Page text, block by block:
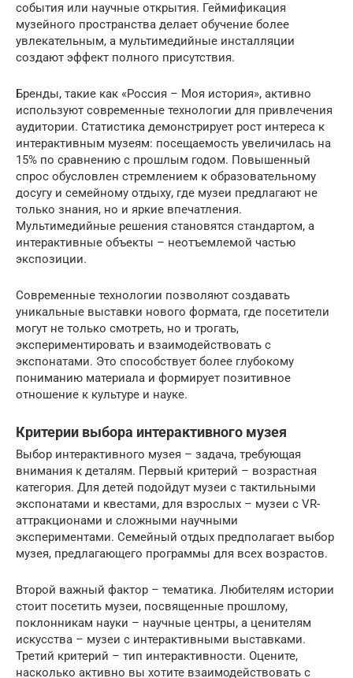
события или научные открытия. Геймификация
музейного пространства делает обучение более
увлекательным, а мультимедийные инсталляции
создают эффект полного присутствия.
Бренды, такие как «Россия – Моя история», активно
используют современные технологии для привлечения
аудитории. Статистика демонстрирует рост интереса к
интерактивным музеям: посещаемость увеличилась на
15% по сравнению с прошлым годом. Повышенный
спрос обусловлен стремлением к образовательному
досугу и семейному отдыху, где музеи предлагают не
только знания, но и яркие впечатления.
Мультимедийные решения становятся стандартом, а
интерактивные объекты – неотъемлемой частью
экспозиции.
Современные технологии позволяют создавать
уникальные выставки нового формата, где посетители
могут не только смотреть, но и трогать,
экспериментировать и взаимодействовать с
экспонатами. Это способствует более глубокому
пониманию материала и формирует позитивное
отношение к культуре и науке.
Критерии выбора интерактивного музея
Выбор интерактивного музея – задача, требующая
внимания к деталям. Первый критерий – возрастная
категория. Для детей подойдут музеи с тактильными
экспонатами и квестами, для взрослых – музеи с VR-
аттракционами и сложными научными
экспериментами. Семейный отдых предполагает выбор
музея, предлагающего программы для всех возрастов.
Второй важный фактор – тематика. Любителям истории
стоит посетить музеи, посвященные прошлому,
поклонникам науки – научные центры, а ценителям
искусства – музеи с интерактивными выставками.
Третий критерий – тип интерактивности. Оцените,
насколько активно вы хотите взаимодействовать с